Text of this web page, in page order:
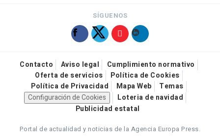
SÍGUENOS
Contacto Aviso legal
Cumplimiento normativo
Oferta de servicios
Política de Cookies
Política de Privacidad
Mapa Web
Temas
Configuración de Cookies
Loteria de navidad
Publicidad estatal
Portal de actualidad y noticias de la Agencia Europa Press.